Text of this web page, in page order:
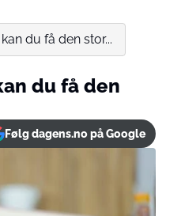
du få den stor...
du få den
Følg dagens.no på Google